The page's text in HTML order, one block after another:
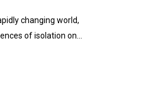
changing world,
of isolation on…